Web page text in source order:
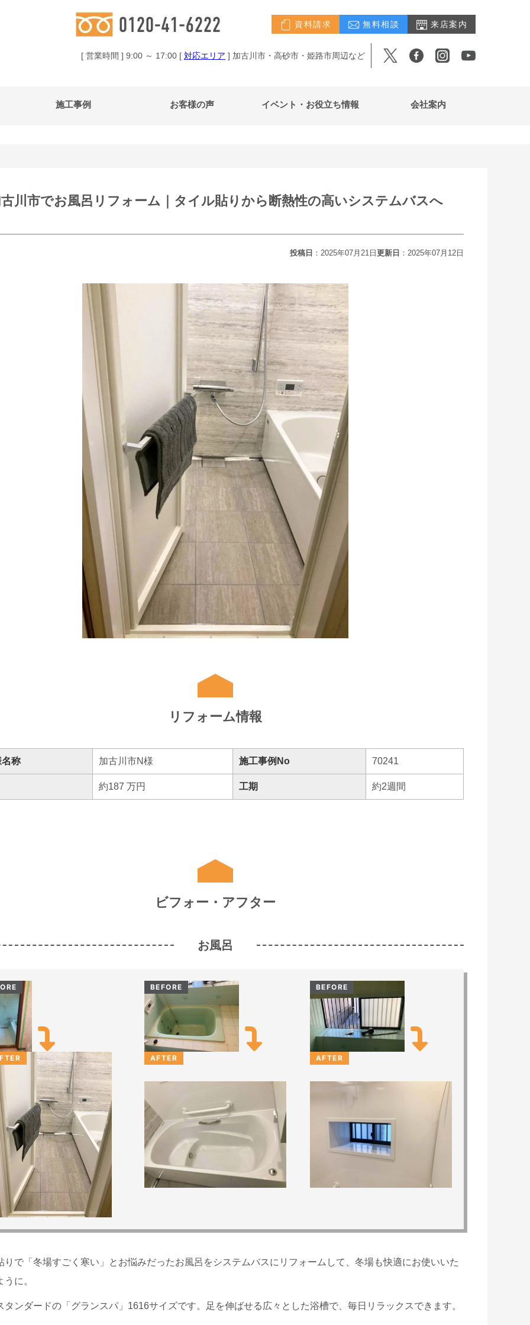
資料請求 無料相談 来店案内
[ 営業時間 ] 9:00 ～ 17:00 [ 対応エリア ] 加古川市・高砂市・姫路市周辺など
施工事例 お客様の声 イベント・お役立ち情報 会社案内
川市でお風呂リフォーム｜タイル貼りから断熱性の高いシステムバスへ
投稿日 ：2025年07月21日 更新日 ：2025年07月12日
リフォーム情報
称 加古川市N様 施工事例No 70241
約187 万円 工期 約2週間
ビフォー・アフター
お風呂
BEFORE
AFTER
BEFORE
AFTER
りで「冬場すごく寒い」とお悩みだったお風呂をシステムバスにリフォームして、冬場も快適にお使いいた
に。
タンダードの「グランスパ」1616サイズです。足を伸ばせる広々とした浴槽で、毎日リラックスできます。